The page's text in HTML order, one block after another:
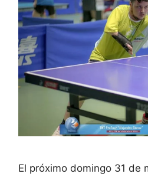
El próximo domingo 31 de